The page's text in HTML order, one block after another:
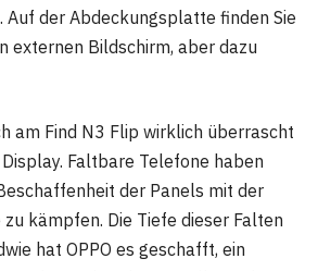
Auf der Abdeckungsplatte finden Sie
externen Bildschirm, aber dazu
am Find N3 Flip wirklich überrascht
Faltbare Telefone haben
der Panels mit der
kämpfen. Die Tiefe dieser Falten
hat OPPO es geschafft, ein